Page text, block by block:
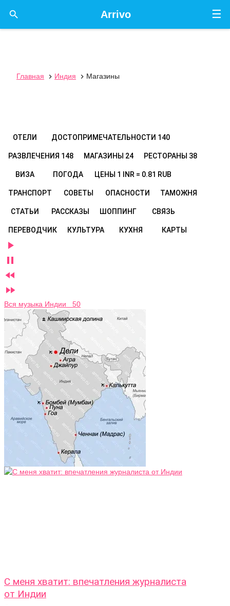
☰
Arrivo

Главная  Индия  Магазины
ОТЕЛИ ДОСТОПРИМЕЧАТЕЛЬНОСТИ 140
РАЗВЛЕЧЕНИЯ 148 МАГАЗИНЫ 24 РЕСТОРАНЫ 38
ВИЗА ПОГОДА ЦЕНЫ 1 INR = 0.81 RUB
ТРАНСПОРТ СОВЕТЫ ОПАСНОСТИ ТАМОЖНЯ
СТАТЬИ РАССКАЗЫ ШОППИНГ СВЯЗЬ
ПЕРЕВОДЧИК КУЛЬТУРА КУХНЯ КАРТЫ




Вся музыка Индии 50
С меня хватит: впечатления журналиста
от Индии